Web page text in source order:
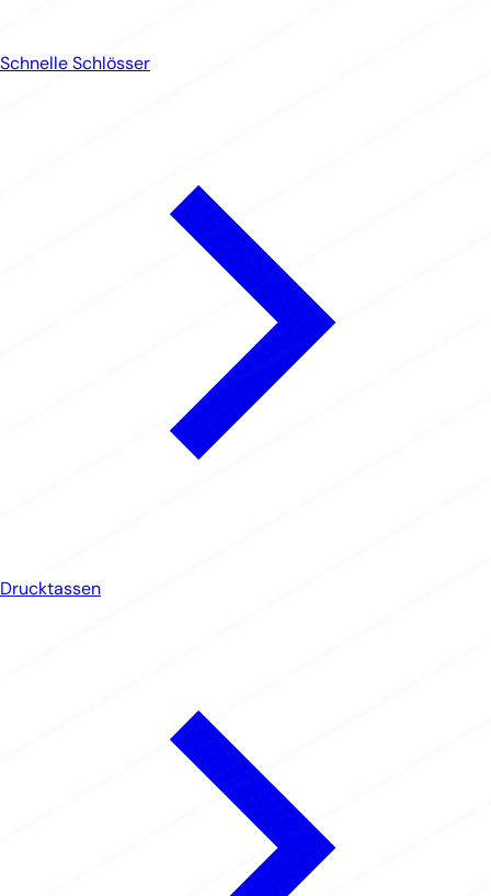
Schnelle Schlösser
Drucktassen